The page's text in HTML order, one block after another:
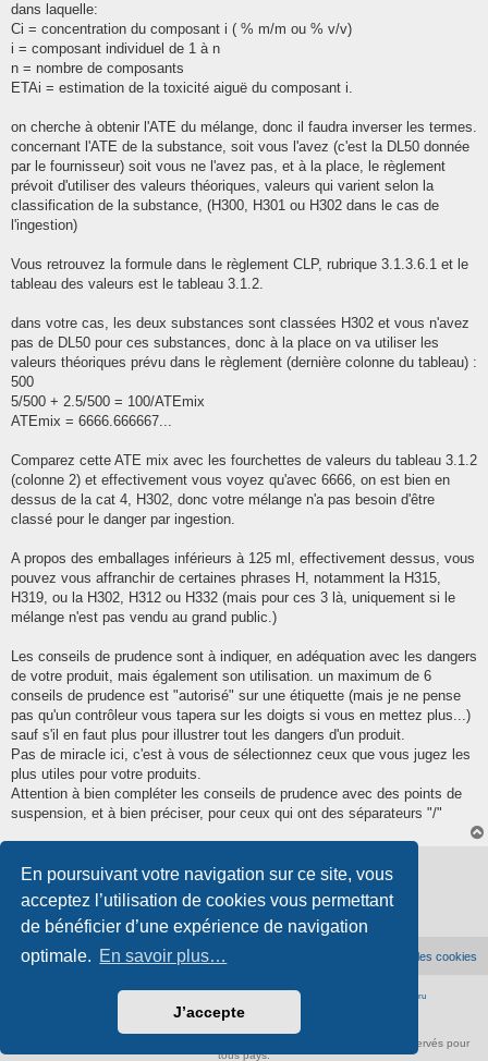
En poursuivant votre navigation sur ce site, vous
acceptez l’utilisation de cookies vous permettant
de bénéficier d’une expérience de navigation
optimale. En savoir plus…
J’accepte
dans laquelle:
Ci = concentration du composant i ( % m/m ou % v/v)
i = composant individuel de 1 à n
n = nombre de composants
ETAi = estimation de la toxicité aiguë du composant i.
on cherche à obtenir l'ATE du mélange, donc il faudra inverser les termes.
concernant l'ATE de la substance, soit vous l'avez (c'est la DL50 donnée
par le fournisseur) soit vous ne l'avez pas, et à la place, le règlement
prévoit d'utiliser des valeurs théoriques, valeurs qui varient selon la
classification de la substance, (H300, H301 ou H302 dans le cas de
l'ingestion)
Vous retrouvez la formule dans le règlement CLP, rubrique 3.1.3.6.1 et le
tableau des valeurs est le tableau 3.1.2.
dans votre cas, les deux substances sont classées H302 et vous n'avez
pas de DL50 pour ces substances, donc à la place on va utiliser les
valeurs théoriques prévu dans le règlement (dernière colonne du tableau) :
500
5/500 + 2.5/500 = 100/ATEmix
ATEmix = 6666.666667...
Comparez cette ATE mix avec les fourchettes de valeurs du tableau 3.1.2
(colonne 2) et effectivement vous voyez qu'avec 6666, on est bien en
dessus de la cat 4, H302, donc votre mélange n'a pas besoin d'être
classé pour le danger par ingestion.
A propos des emballages inférieurs à 125 ml, effectivement dessus, vous
pouvez vous affranchir de certaines phrases H, notamment la H315,
H319, ou la H302, H312 ou H332 (mais pour ces 3 là, uniquement si le
mélange n'est pas vendu au grand public.)
Les conseils de prudence sont à indiquer, en adéquation avec les dangers
de votre produit, mais également son utilisation. un maximum de 6
conseils de prudence est "autorisé" sur une étiquette (mais je ne pense
pas qu'un contrôleur vous tapera sur les doigts si vous en mettez plus...)
sauf s'il en faut plus pour illustrer tout les dangers d'un produit.
Pas de miracle ici, c'est à vous de sélectionnez ceux que vous jugez les
plus utiles pour votre produits.
Attention à bien compléter les conseils de prudence avec des points de
suspension, et à bien préciser, pour ceux qui ont des séparateurs "/"
Verrouillé
Accueil du forum Supprimer les cookies
Développé parphpBB Traduction française officielle Qiaeru
Confidentialité
. Tous droits réservés pour
tous pays.